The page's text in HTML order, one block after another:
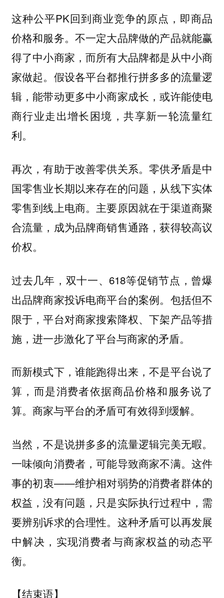
这种公平PK回到商业竞争的原点，即商品
价格和服务。不一定大品牌做的产品就能赢
得了中小商家，而所有大品牌都是从中小商
家做起。假设各平台都推行拼多多的流量逻
辑，能带动更多中小商家成长，或许能使电
商行业走出增长困境，共享新一轮流量红
利。
再次，有助于改善零供关系。零供矛盾是中
国零售业长期以来存在的问题，从线下实体
零售到线上电商。主要原因就在于渠道商聚
合流量，成为品牌商销售通路，获得较高议
价权。
过去几年，双十一、618等促销节点，曾爆
出品牌商家投诉电商平台的案例。包括但不
限于，平台对商家搜索降权、下架产品等措
施，进一步激化了平台与商家的矛盾。
而新模式下，谁能跑得出来，不是平台说了
算，而是消费者依据商品价格和服务说了
算。商家与平台的矛盾可有效得到缓解。
当然，不是说拼多多的流量逻辑完美无暇。
一味倾向消费者，可能导致商家不满。这件
事的初衷——维护相对弱势的消费者群体的
权益，没有问题，只是实际执行过程中，需
要辨别诉求的合理性。这种矛盾可以再发展
中解决，实现消费者与商家权益的动态平
衡。
【结束语】